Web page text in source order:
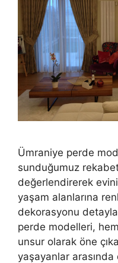
Ümraniye perde
sunduğumuz
değerlendirerek
yaşam alanlarına
dekorasyonu
perde modelleri,
unsur olarak öne
yaşayanlar